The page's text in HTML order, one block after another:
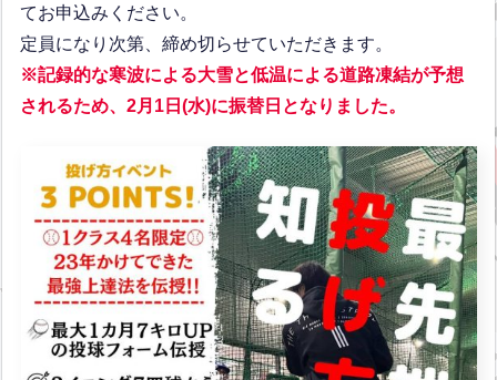
てお申込みください。
定員になり次第、締め切らせていただきます。
※記録的な寒波による大雪と低温による道路凍結が予想
されるため、2月1日(水)に振替日となりました。